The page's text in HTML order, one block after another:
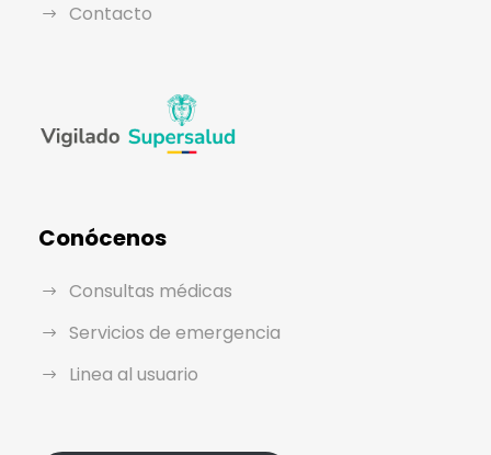
Contacto
Conócenos
Consultas médicas
Servicios de emergencia
Linea al usuario